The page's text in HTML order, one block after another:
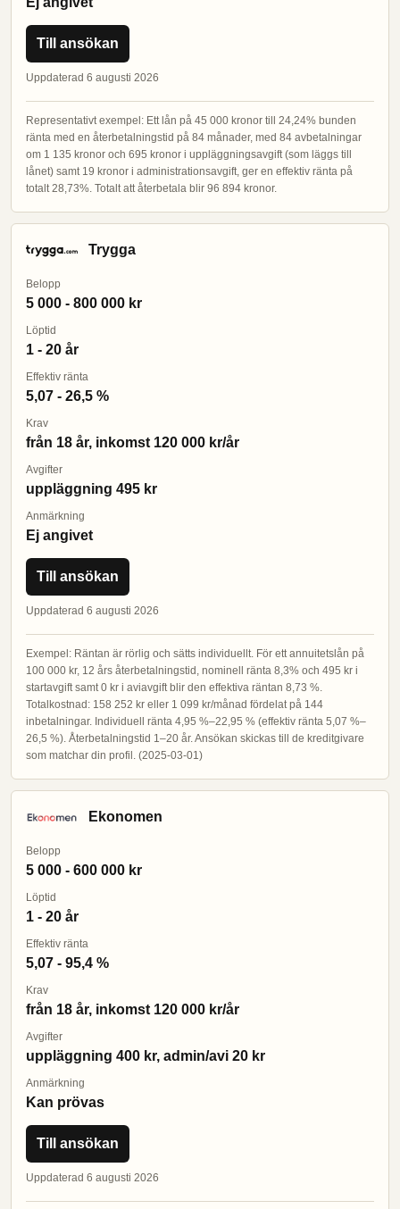
Till ansökan
Uppdaterad 6 augusti 2026
Representativt exempel: Ett lån på 45 000 kronor till 24,24% bunden
ränta med en återbetalningstid på 84 månader, med 84 avbetalningar
om 1 135 kronor och 695 kronor i uppläggningsavgift (som läggs till
lånet) samt 19 kronor i administrationsavgift, ger en effektiv ränta på
totalt 28,73%. Totalt att återbetala blir 96 894 kronor.
Trygga
Belopp
5 000 - 800 000 kr
Löptid
1 - 20 år
Effektiv ränta
5,07 - 26,5 %
Krav
från 18 år, inkomst 120 000 kr/år
Avgifter
uppläggning 495 kr
Anmärkning
Ej angivet
Till ansökan
Uppdaterad 6 augusti 2026
Exempel: Räntan är rörlig och sätts individuellt. För ett annuitetslån på
100 000 kr, 12 års återbetalningstid, nominell ränta 8,3% och 495 kr i
startavgift samt 0 kr i aviavgift blir den effektiva räntan 8,73 %.
Totalkostnad: 158 252 kr eller 1 099 kr/månad fördelat på 144
inbetalningar. Individuell ränta 4,95 %–22,95 % (effektiv ränta 5,07 %–
26,5 %). Återbetalningstid 1–20 år. Ansökan skickas till de kreditgivare
som matchar din profil. (2025-03-01)
Ekonomen
Belopp
5 000 - 600 000 kr
Löptid
1 - 20 år
Effektiv ränta
5,07 - 95,4 %
Krav
från 18 år, inkomst 120 000 kr/år
Avgifter
uppläggning 400 kr, admin/avi 20 kr
Anmärkning
Kan prövas
Till ansökan
Uppdaterad 6 augusti 2026